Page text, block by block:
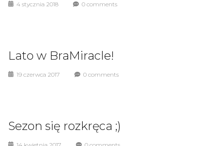
4 stycznia 2018 0 comments
Lato w BraMiracle!
19 czerwca 2017 0 comments
Sezon się rozkręca ;)